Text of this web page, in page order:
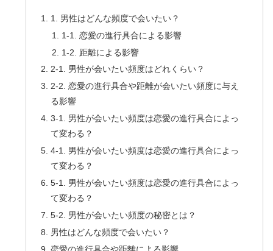
1. 男性はどんな頻度で会いたい？
1-1. 恋愛の進行具合による影響
1-2. 距離による影響
2-1. 男性が会いたい頻度はどれくらい？
2-2. 恋愛の進行具合や距離が会いたい頻度に与え
る影響
3-1. 男性が会いたい頻度は恋愛の進行具合によっ
て変わる？
4-1. 男性が会いたい頻度は恋愛の進行具合によっ
て変わる？
5-1. 男性が会いたい頻度は恋愛の進行具合によっ
て変わる？
5-2. 男性が会いたい頻度の秘密とは？
男性はどんな頻度で会いたい？
恋愛の進行具合や距離による影響